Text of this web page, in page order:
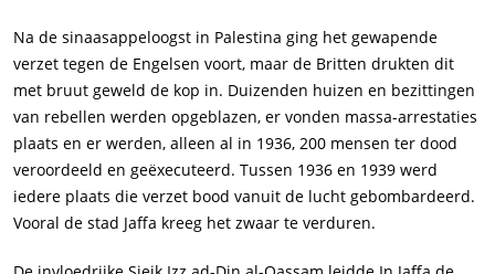
Na de sinaasappeloogst in Palestina ging het gewapende
verzet tegen de Engelsen voort, maar de Britten drukten dit
met bruut geweld de kop in. Duizenden huizen en bezittingen
van rebellen werden opgeblazen, er vonden massa-arrestaties
plaats en er werden, alleen al in 1936, 200 mensen ter dood
veroordeeld en geëxecuteerd. Tussen 1936 en 1939 werd
iedere plaats die verzet bood vanuit de lucht gebombardeerd.
Vooral de stad Jaffa kreeg het zwaar te verduren.